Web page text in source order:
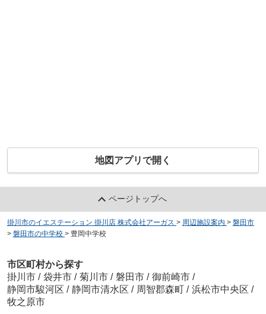
地図アプリで開く
ページトップへ
掛川市のイエステーション 掛川店 株式会社アーガス > 周辺施設案内 > 磐田市
> 磐田市の中学校 > 豊岡中学校
市区町村から探す
掛川市 / 袋井市 / 菊川市 / 磐田市 / 御前崎市 /
静岡市駿河区 / 静岡市清水区 / 周智郡森町 / 浜松市中央区 /
牧之原市